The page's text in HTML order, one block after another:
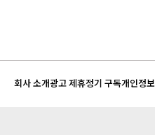
회사 소개광고 제휴정기 구독개인정